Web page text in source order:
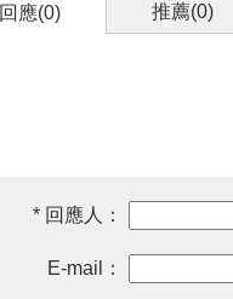
回應(0) 推薦(0)
* 回應人：
E-mail：